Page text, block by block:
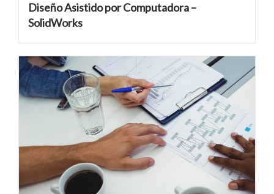
Diseño Asistido por Computadora –
SolidWorks